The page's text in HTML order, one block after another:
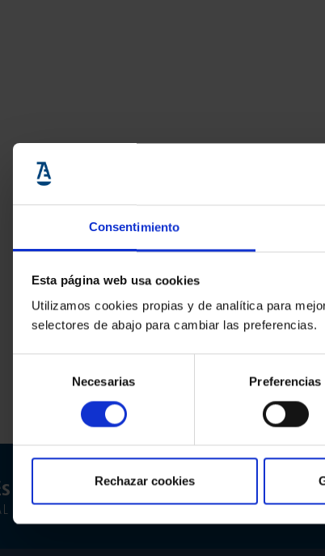
Consentimiento
Esta página web usa cookies
Utilizamos cookies propias y de analítica para
selectores de abajo para cambiar las preferencias.
consentimiento
Necesarias Preferencias
Rechazar cookies